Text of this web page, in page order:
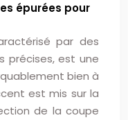
épurées pour
par des
précises, est une
bien à
est mis sur la
de la coupe